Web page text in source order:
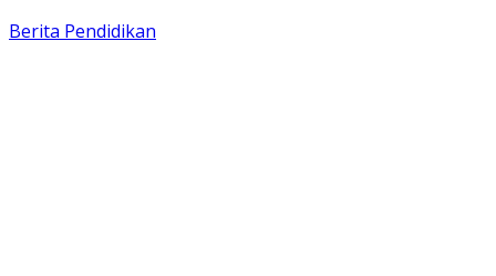
Berita Pendidikan